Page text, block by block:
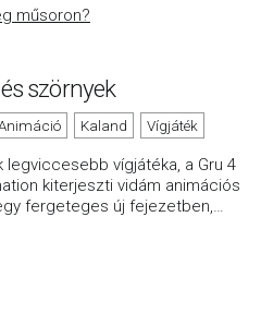
műsoron?
szörnyek
Kaland Vígjáték
legviccesebb vígjátéka, a Gru 4
kiterjeszti vidám animációs
fergeteges új fejezetben,…